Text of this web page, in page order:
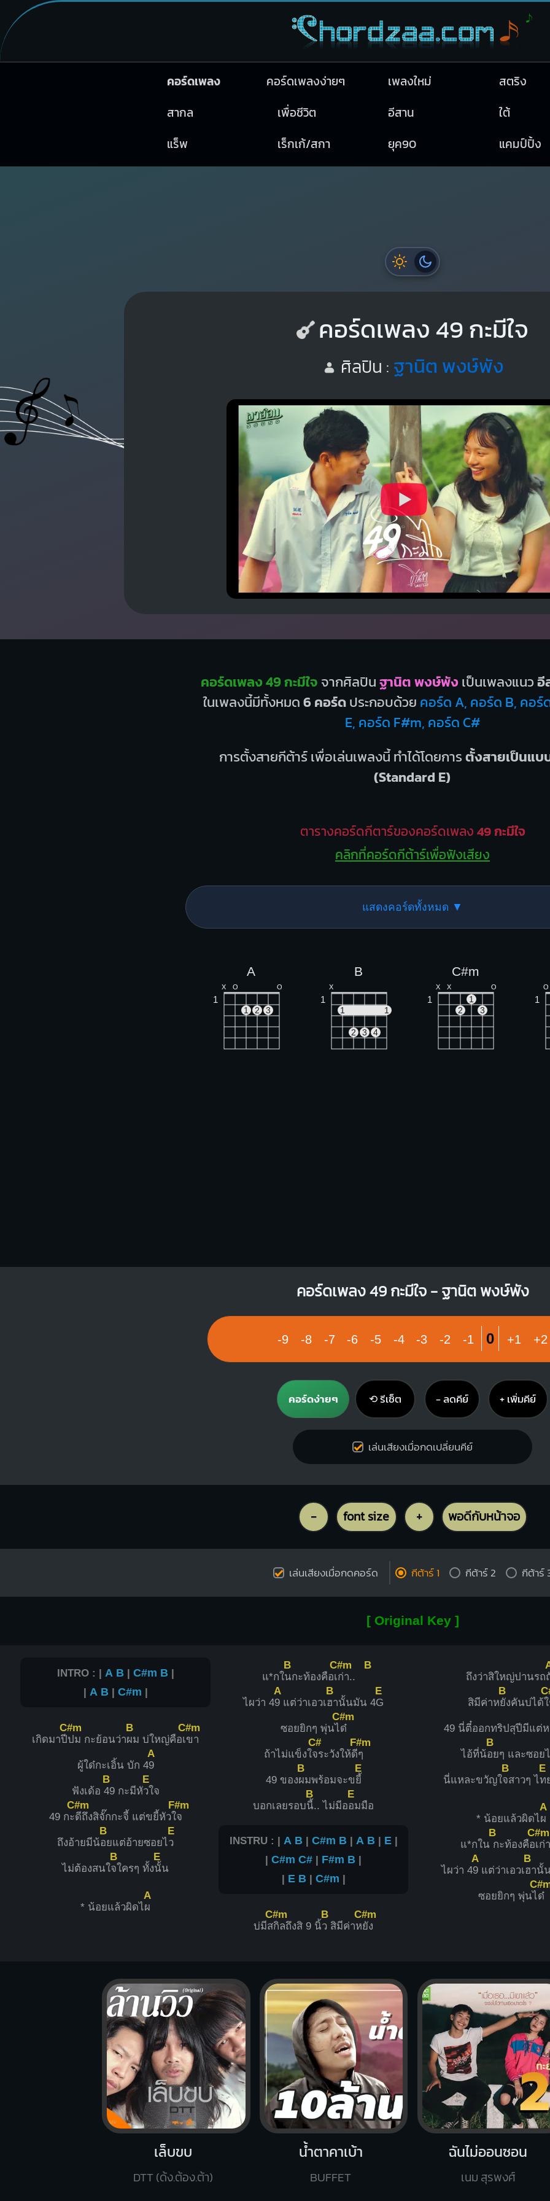
คอร์ดเพลง คอร์ดเพลงง่ายๆ เพลงใหม่
สตริง
สากล
เพื่อชีวิต อีสาน
ใต้
แร็พ
เร็กเก้/สกา ยุค90 แคมป์ปิ้ง
คอร์ดเพลง 49 กะมีใจ
ศิลปิน : ฐานิต พงษ์พัง
คอร์ดเพลง 49 กะมีใจ จากศิลปินฐานิต พงษ์พังเป็นเพลงแนว อี
ในเพลงนี้มีทั้งหมด6 คอร์ดประกอบด้วย คอร์ด A, คอร์ด B, คอร์
E, คอร์ด F#m, คอร์ด C#
การตั้งสายกีต้าร์ เพื่อเล่นเพลงนี้ ทำได้โดยการตั้งสายเป็นแบ
(Standard E)
ตารางคอร์ดกีตาร์ของคอร์ดเพลง49 กะมีใจ
คลิกที่คอร์ดกีต้าร์เพื่อฟังเสียง
แสดงคอร์ดทั้งหมด ▼
A
X O O
1
1 2 3
B
X
1
1 1
2 3 4
C#m
X X O
1
1
2
3
O
1
คอร์ดเพลง 49 กะมีใจ - ฐานิต พงษ์พัง
-9 -8 -7 -6 -5 -4 -3 -2 -1 0 +1 +2
คอร์ดง่ายๆ ⟲ รีเซ็ต − ลดคีย์ + เพิ่มคีย์
เล่นเสียงเมื่อกดเปลี่ยนคีย์
- font size + พอดีกับหน้าจอ
เล่นเสียงเมื่อกดคอร์ด กีต้าร์ 1 กีต้าร์ 2 กีต้าร์
[ Original Key ]
INTRO : | A B | C#m B |
| A B | C#m |
เกิดมาปี
C#m
ปม กะย้อนว่า
B
ผม บ่ใหญ่คือเ
C#m
ขา
ผู้ใด๋กะเอิ้น บัก 4
A
9
ฟังเด้อ
B
49 กะมีหั
E
วใจ
49 กะ
C#m
ดีถึงสิจั๊กกะจี้ แต่ขยี้หัวใ
F#m
จ
ถึงอ้ายมีน้
B
อยแต่อ้ายซอยไ
E
ว
ไม่ต้องสนใ
B
จใครๆ ทั้ง
E
นั้น
* น้อยแล้วผิดไ
A
ผ
แ*กใ
B
นกะท้องคือเ
C#m
ก่า..
B
ไผว่า 4
A
9 แต่ว่าเอวเ
B
ฮานั้นมัน 4
E
G
ซอยยิกๆ พุ่นไ
C#m
ด๋
ถ้าไม่แข็งใ
C#
จระวังให้ดี
F#m
ๆ
49 ของ
B
ผมพร้อมจะข
E
ยี้
บอกเลยรอบ
B
นี้.. ไม่มีอ
E
อมมือ
INSTRU : | A B | C#m B | A B | E|
|C#m C# | F#m B |
| E B | C#m |
บ่มีส
C#m
กิลถึงสิ 9 นิ้
B
ว สิมีค่าห
C#m
ยัง
ถึงว่าสิใหญ่ปานรถ
สิมีค่าห
B
ยังคันบ่ได้ใ
49 นี่ตี๋ออกทริปสุปีมีแต่ห
ไอ้ที่น้
B
อยๆ และซอย
นี่แหละขวัญใ
B
จสาวๆ ไ
E
ท
* น้อยแล้วผิดไ
A
ผ
แ*กใน
B
กะท้องคือ
C#m
เ
ไผว่า 4
A
9 แต่ว่าเอวเ
B
ฮานั้
ซอยยิกๆ พุ่นได๋
เล็บขบ
DTT (ด้ง.ต้อง.ต้า)
น้ำตาคาเบ้า
BUFFET
ฉันไม่ออนซอน
เนม สุรพงศ์